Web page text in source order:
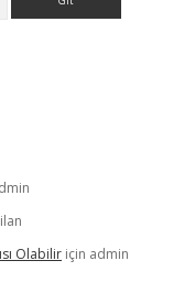
Olabilir için admin